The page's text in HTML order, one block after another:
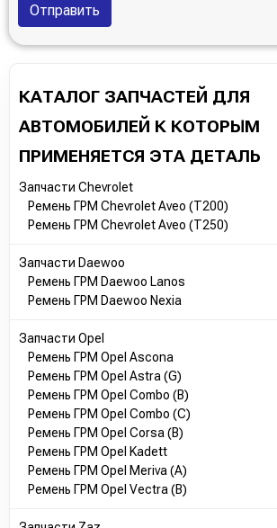
Отправить
КАТАЛОГ ЗАПЧАСТЕЙ ДЛЯ
АВТОМОБИЛЕЙ К КОТОРЫМ
ПРИМЕНЯЕТСЯ ЭТА ДЕТАЛЬ
Запчасти Chevrolet
Ремень ГРМ Chevrolet Aveo (T200)
Ремень ГРМ Chevrolet Aveo (T250)
Запчасти Daewoo
Ремень ГРМ Daewoo Lanos
Ремень ГРМ Daewoo Nexia
Запчасти Opel
Ремень ГРМ Opel Ascona
Ремень ГРМ Opel Astra (G)
Ремень ГРМ Opel Combo (B)
Ремень ГРМ Opel Combo (C)
Ремень ГРМ Opel Corsa (B)
Ремень ГРМ Opel Kadett
Ремень ГРМ Opel Meriva (A)
Ремень ГРМ Opel Vectra (B)